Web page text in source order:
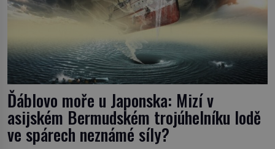
Ďáblovo moře u Japonska: Mizí v
asijském Bermudském trojúhelníku lodě
ve spárech neznámé síly?